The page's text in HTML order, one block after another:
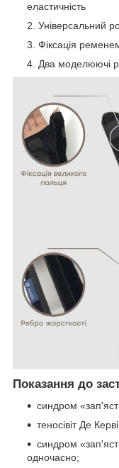
еластичність
Універсальний
Фіксація
Два моделюючі
Показання до
синдром
теносівіт Де
синдром
одночасно;